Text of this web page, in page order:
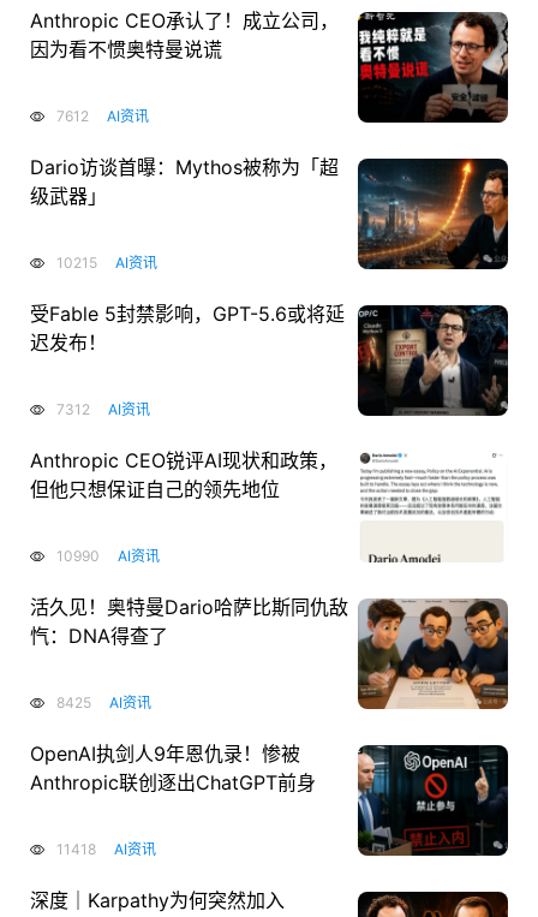
Anthropic CEO承认了！成立公司，
因为看不惯奥特曼说谎
7612 AI资讯
Dario访谈首曝：Mythos被称为「超
级武器」
10215 AI资讯
受Fable 5封禁影响，GPT-5.6或将延
迟发布！
7312 AI资讯
Anthropic CEO锐评AI现状和政策，
但他只想保证自己的领先地位
10990 AI资讯
活久见！奥特曼Dario哈萨比斯同仇敌
忾：DNA得查了
8425 AI资讯
OpenAI执剑人9年恩仇录！惨被
Anthropic联创逐出ChatGPT前身
11418 AI资讯
深度｜Karpathy为何突然加入